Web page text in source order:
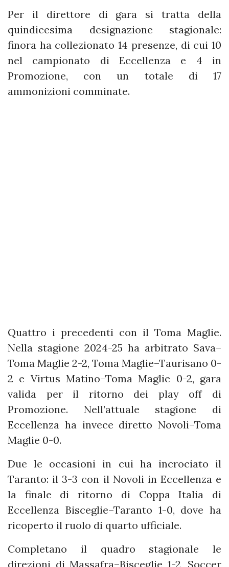
Per il direttore di gara si tratta della
quindicesima designazione stagionale:
finora ha collezionato 14 presenze, di cui 10
nel campionato di Eccellenza e 4 in
Promozione, con un totale di 17
ammonizioni comminate.
Quattro i precedenti con il Toma Maglie.
Nella stagione 2024-25 ha arbitrato Sava–
Toma Maglie 2-2, Toma Maglie–Taurisano 0-
2 e Virtus Matino–Toma Maglie 0-2, gara
valida per il ritorno dei play off di
Promozione. Nell’attuale stagione di
Eccellenza ha invece diretto Novoli–Toma
Maglie 0-0.
Due le occasioni in cui ha incrociato il
Taranto: il 3-3 con il Novoli in Eccellenza e
la finale di ritorno di Coppa Italia di
Eccellenza Bisceglie–Taranto 1-0, dove ha
ricoperto il ruolo di quarto ufficiale.
Completano il quadro stagionale le
direzioni di Massafra–Bisceglie 1-2, Soccer